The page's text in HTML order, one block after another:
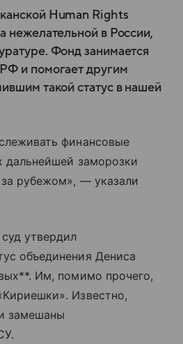
Human Rights
нежелательной в России,
Фонд занимается
и помогает другим
такой статус в нашей
финансовые
дальнейшей заморозки
рубежом», — указали
утвердил
объединения Дениса
Им, помимо прочего,
Известно,
замешаны